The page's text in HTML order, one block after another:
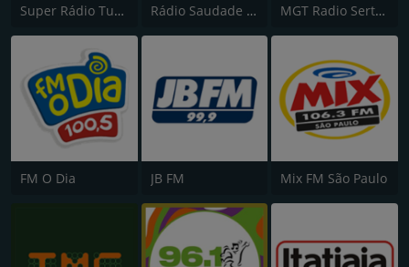
Super Rádio Tupi FM Rádio Saudade FM 100.7 MGT Radio Sertaneja
FM O Dia JB FM Mix FM São Paulo